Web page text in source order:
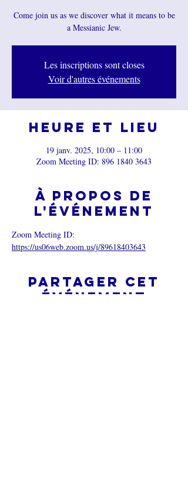
Come join us as we discover what it means to be
a Messianic Jew.
Les inscriptions sont closes
Voir d'autres événements
Heure et lieu
19 janv. 2025, 10:00 – 11:00
Zoom Meeting ID: 896 1840 3643
À propos de
l'événement
Zoom Meeting ID:
https://us06web.zoom.us/j/89618403643
Partager cet
événement